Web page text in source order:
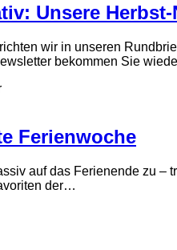
Unsere Herbst-
wir in unseren
bekommen Sie
Ferienwoche
auf das Ferienende zu –
der…